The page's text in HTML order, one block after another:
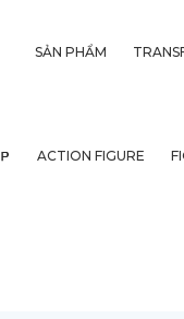
SẢN PHẨM
ACTION FIGURE